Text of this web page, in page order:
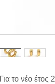
Για το νέο